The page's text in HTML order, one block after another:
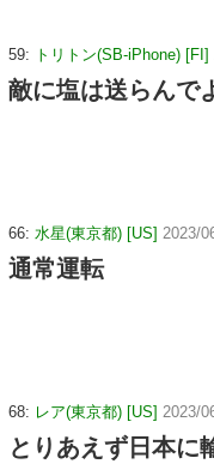
59: トリトン(SB-iPhone) [FI]
敵に塩は送らんで
66: 水星(東京都) [US] 2023/
通常運転
68: レア(東京都) [US] 2023/
とりあえず日本に